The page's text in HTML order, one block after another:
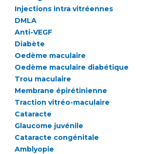
Vos représentants
La Commission Des Usagers (CDU)
Les Comités Locaux des Usagers
Le projet des usagers
Qualité
Nos indicateurs qualité et de sécurité
Médiathèque
Fournisseurs
Rôles et missions
Liste des marchés conclus
Documents utiles
Injections intra vitréennes
DMLA
Anti-VEGF
Diabète
Oedème maculaire
Oedème maculaire diabétique
Trou maculaire
Membrane épirétinienne
Traction vitréo-maculaire
Cataracte
Glaucome juvénile
Cataracte congénitale
Amblyopie